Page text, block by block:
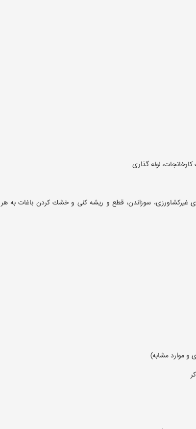
لوله‌ گذاری
غيركشاورزی، سوزاندن، قطع و ريشه ‌كنی و خشك ‌كردن باغات به هر
موارد مشابه)